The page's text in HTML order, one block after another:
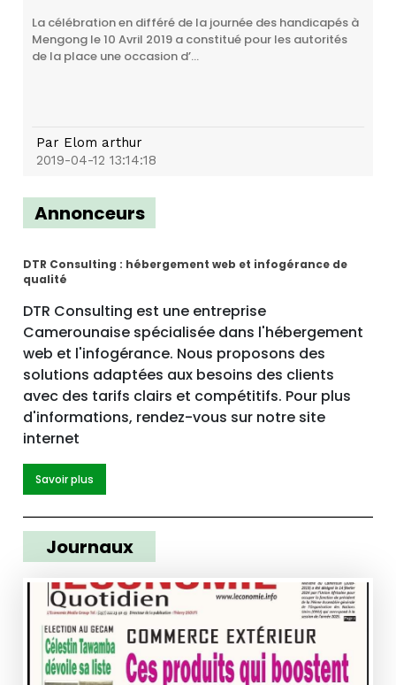
La célébration en différé de la journée des handicapés à
Mengong le 10 Avril 2019 a constitué pour les autorités
de la place une occasion d’...
Par Elom arthur
2019-04-12 13:14:18
Annonceurs
DTR Consulting : hébergement web et infogérance de
qualité
DTR Consulting est une entreprise
Camerounaise spécialisée dans l'hébergement
web et l'infogérance. Nous proposons des
solutions adaptées aux besoins des clients
avec des tarifs clairs et compétitifs. Pour plus
d'informations, rendez-vous sur notre site
internet
Savoir plus
Journaux